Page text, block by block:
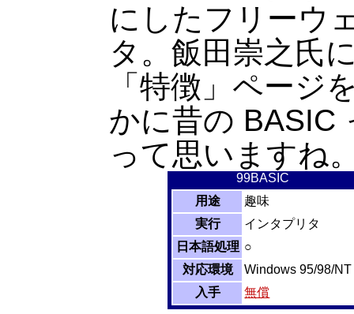
にしたフリーウ
タ。飯田崇之氏
「特徴」ページ
かに昔の BASIC
って思いますね
99BASIC
用途
趣味
実行
インタプリタ
日本語処理 ○
対応環境
Windows 95/98/NT
入手
無償